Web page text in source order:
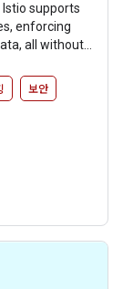
supports
enforcing
all without
보안